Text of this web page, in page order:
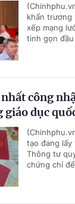
khẩn trương
xếp mạng
tinh gọn
công
dục
tạo đang lấy
Thông tư
chứng chỉ